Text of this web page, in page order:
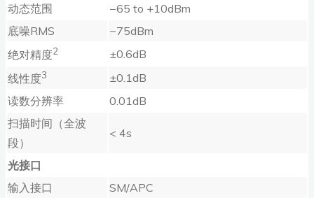
动态范围
−65 to +10dBm
底噪RMS
−75dBm
绝对精度2
±0.6dB
线性度3
±0.1dB
读数分辨率
0.01dB
扫描时间（全波
段）
< 4s
光接口
输入接口
SM/APC